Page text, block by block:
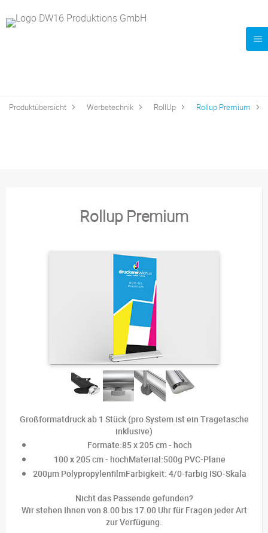
Produktübersicht Werbetechnik RollUp Rollup Premium
Rollup Premium
Großformatdruck ab 1 Stück (pro System ist ein Tragetasche
inklusive)
Formate:85 x 205 cm - hoch
100 x 205 cm - hochMaterial:500g PVC-Plane
200µm PolypropylenfilmFarbigkeit: 4/0-farbig ISO-Skala
Nicht das Passende gefunden?
Wir stehen Ihnen von 8.00 bis 17.00 Uhr für Fragen jeder Art
zur Verfügung.